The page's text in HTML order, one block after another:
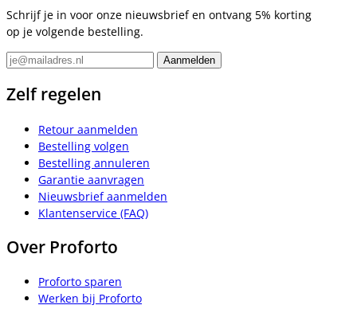
Schrijf je in voor onze nieuwsbrief en ontvang 5% korting
op je volgende bestelling.
Zelf regelen
Retour aanmelden
Bestelling volgen
Bestelling annuleren
Garantie aanvragen
Nieuwsbrief aanmelden
Klantenservice (FAQ)
Over Proforto
Proforto sparen
Werken bij Proforto